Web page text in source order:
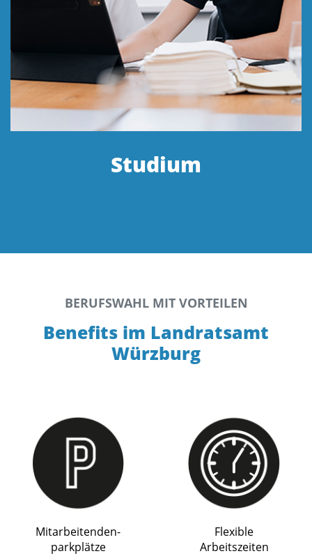
Studium
BERUFSWAHL MIT VORTEILEN
Benefits im Landratsamt
Würzburg
Mitarbeitenden-
parkplätze
Flexible
Arbeitszeiten